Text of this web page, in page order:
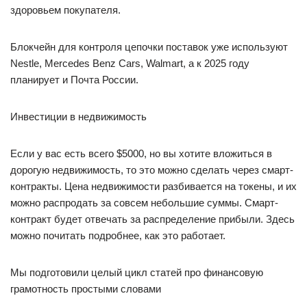
здоровьем покупателя.
Блокчейн для контроля цепочки поставок уже используют
Nestle, Mercedes Benz Cars, Walmart, а к 2025 году
планирует и Почта России.
Инвестиции в недвижимость
Если у вас есть всего $5000, но вы хотите вложиться в
дорогую недвижимость, то это можно сделать через смарт-
контракты. Цена недвижимости разбивается на токены, и их
можно распродать за совсем небольшие суммы. Смарт-
контракт будет отвечать за распределение прибыли. Здесь
можно почитать подробнее, как это работает.
Мы подготовили целый цикл статей про финансовую
грамотность простыми словами